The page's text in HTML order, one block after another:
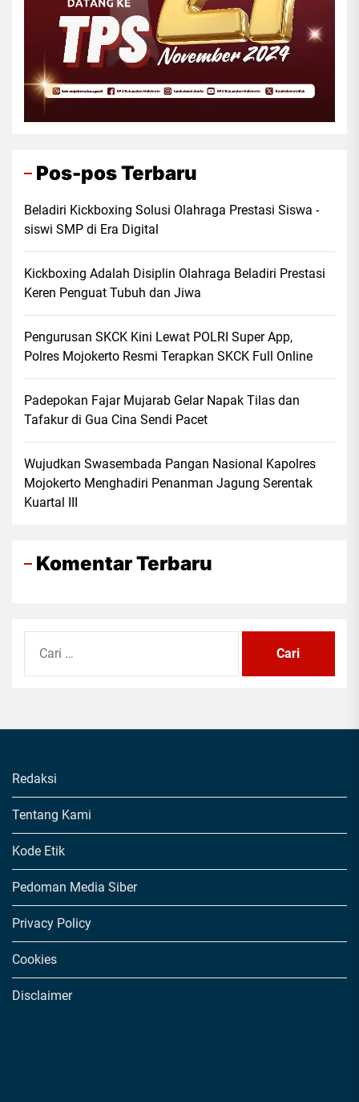
Pos-pos Terbaru
Beladiri Kickboxing Solusi Olahraga Prestasi Siswa -
siswi SMP di Era Digital
Kickboxing Adalah Disiplin Olahraga Beladiri Prestasi
Keren Penguat Tubuh dan Jiwa
Pengurusan SKCK Kini Lewat POLRI Super App,
Polres Mojokerto Resmi Terapkan SKCK Full Online
Padepokan Fajar Mujarab Gelar Napak Tilas dan
Tafakur di Gua Cina Sendi Pacet
Wujudkan Swasembada Pangan Nasional Kapolres
Mojokerto Menghadiri Penanman Jagung Serentak
Kuartal III
Komentar Terbaru
untuk:
Redaksi
Tentang Kami
Kode Etik
Pedoman Media Siber
Privacy Policy
Cookies
Disclaimer